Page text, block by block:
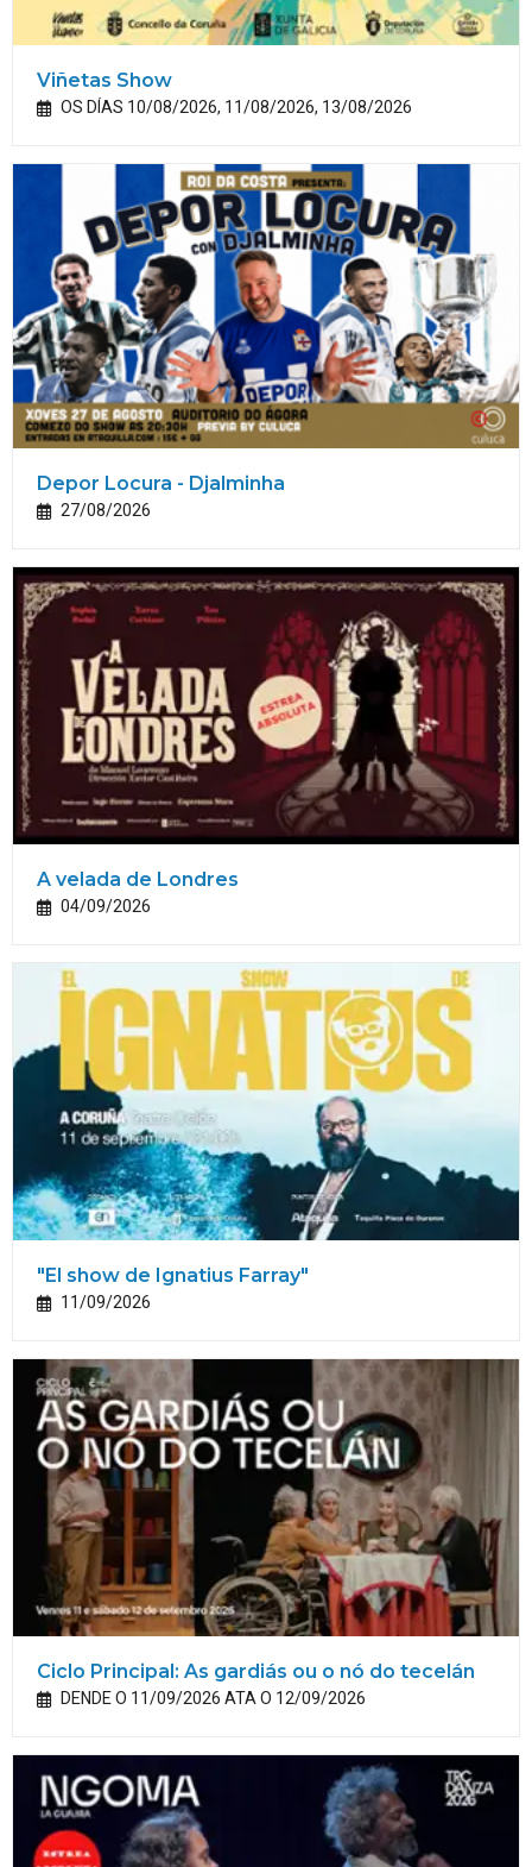
Viñetas Show
OS DÍAS 10/08/2026, 11/08/2026, 13/08/2026
Depor Locura - Djalminha
27/08/2026
A velada de Londres
04/09/2026
"El show de Ignatius Farray"
11/09/2026
Ciclo Principal: As gardiás ou o nó do tecelán
DENDE O 11/09/2026 ATA O 12/09/2026